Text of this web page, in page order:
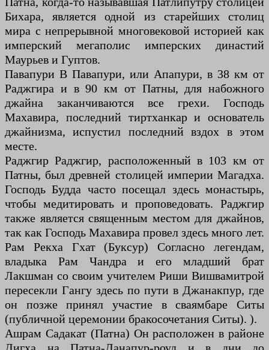
Бихара, является одной из старейших столиц
мира с непрерывной многовековой историей как
имперский мегаполис имперских династий
Маурьев и Гуптов.
Павапури В Павапури, или Апапури, в 38 км от
Раджгира и в 90 км от Патны, для набожного
джайна заканчиваются все грехи. Господь
Махавира, последний тиртханкар и основатель
джайнизма, испустил последний вздох в этом
месте.
Раджгир Раджгир, расположенный в 103 км от
Патны, был древней столицей империи Магадха.
Господь Будда часто посещал здесь монастырь,
чтобы медитировать и проповедовать. Раджгир
также является священным местом для джайнов,
так как Господь Махавира провел здесь много лет.
Рам Рекха Гхат (Буксур) Согласно легендам,
владыка Рам Чандра и его младший брат
Лакшман со своим учителем Риши Вишвамитрой
пересекли Гангу здесь по пути в Джанакпур, где
он позже принял участие в сваямбаре Ситы
(публичной церемонии бракосочетания Ситы). ).
Ашрам Садакат (Патна) Он расположен в районе